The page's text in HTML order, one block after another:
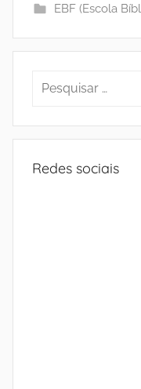
EBF (Escola
Pesquisar
Redes sociais